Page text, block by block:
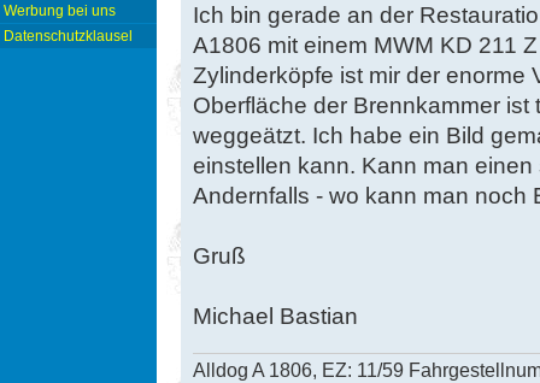
Werbung bei uns
Datenschutzklausel
Ich bin gerade an der
A1806 mit einem MWM KD 211
Zylinderköpfe ist mir der enorme
Oberfläche der Brennkammer
weggeätzt. Ich habe ein Bild
einstellen kann. Kann man
Andernfalls - wo kann man noch
Gruß
Michael Bastian
Alldog A 1806, EZ: 11/59